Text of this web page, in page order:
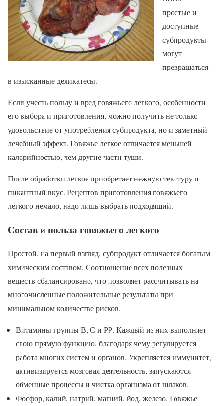
простые и
доступные
субпродукты
могут
превращаться
в изысканные деликатесы.
Если учесть пользу и вред говяжьего легкого, особенности
его выбора и приготовления, можно получить не только
удовольствие от употребления субпродукта, но и заметный
лечебный эффект. Говяжье легкое отличается меньшей
калорийностью, чем другие части туши.
После обработки легкое приобретает нежную текстуру и
пикантный вкус. Рецептов приготовления говяжьего
легкого немало, надо лишь выбрать подходящий.
Состав и польза говяжьего легкого
Простой, на первый взгляд, субпродукт отличается богатым
химическим составом. Соотношение всех полезных
веществ сбалансировано, что позволяет рассчитывать на
многочисленные положительные результаты при
минимальном количестве рисков.
Витамины группы В, С и РР. Каждый из них выполняет
свою прямую функцию, благодаря чему регулируется
работа многих систем и органов. Укрепляется иммунитет,
активизируется мозговая деятельность, запускаются
обменные процессы и чистка организма от шлаков.
Фосфор, калий, натрий, магний, йод, железо. Говяжье